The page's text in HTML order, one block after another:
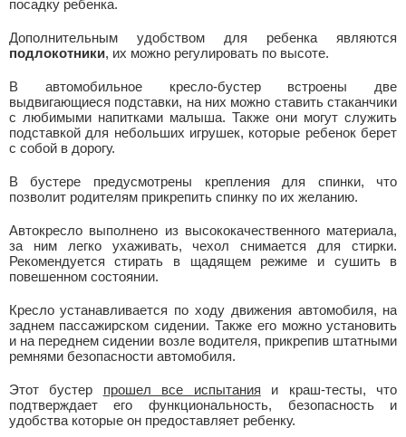
посадку ребенка.
Дополнительным удобством для ребенка являются
подлокотники, их можно регулировать по высоте.
В автомобильное кресло-бустер встроены две
выдвигающиеся подставки, на них можно ставить стаканчики
с любимыми напитками малыша. Также они могут служить
подставкой для небольших игрушек, которые ребенок берет
с собой в дорогу.
В бустере предусмотрены крепления для спинки, что
позволит родителям прикрепить спинку по их желанию.
Автокресло выполнено из высококачественного материала,
за ним легко ухаживать, чехол снимается для стирки.
Рекомендуется стирать в щадящем режиме и сушить в
повешенном состоянии.
Кресло устанавливается по ходу движения автомобиля, на
заднем пассажирском сидении. Также его можно установить
и на переднем сидении возле водителя, прикрепив штатными
ремнями безопасности автомобиля.
Этот бустер прошел все испытания и краш-тесты, что
подтверждает его функциональность, безопасность и
удобства которые он предоставляет ребенку.